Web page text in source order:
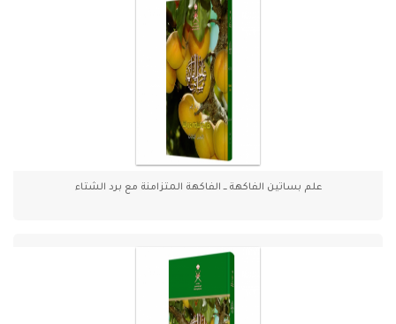
علم بساتين الفاكهة ـــ الفاكهة المتزامنة مع برد الشتاء